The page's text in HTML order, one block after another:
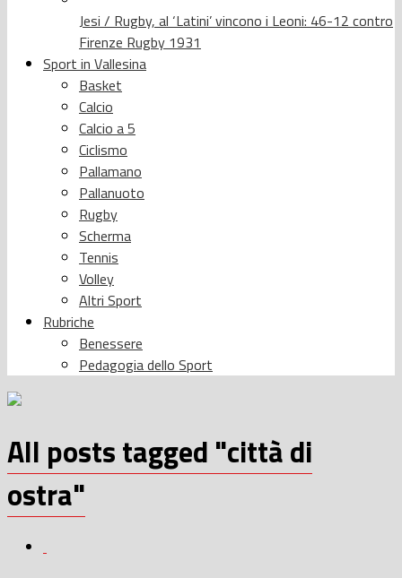
Jesi / Rugby, al ‘Latini’ vincono i Leoni: 46-12 contro
Firenze Rugby 1931
Sport in Vallesina
Basket
Calcio
Calcio a 5
Ciclismo
Pallamano
Pallanuoto
Rugby
Scherma
Tennis
Volley
Altri Sport
Rubriche
Benessere
Pedagogia dello Sport
All posts tagged "città di
ostra"